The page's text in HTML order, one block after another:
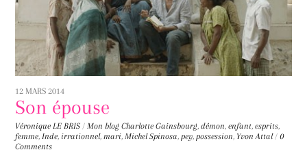
12 MARS 2014
Son épouse
Véronique LE BRIS / Mon blog Charlotte Gainsbourg,démon,enfant,esprits,
femme, Inde, irrationnel, mari, Michel Spinosa, pey, possession, Yvon Attal / 0
Comments